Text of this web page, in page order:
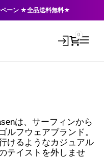
ペーン ★全品送料無料★
0
は、サーフィンから
ルフウェアブランド。
けるようなカジュアル
テイストを外しませ